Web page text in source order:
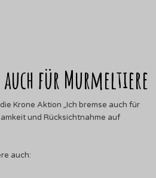
auch für Murmeltiere
Krone Aktion „Ich bremse auch für
und Rücksichtnahme auf
auch: